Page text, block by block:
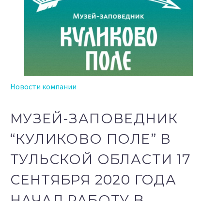
Новости компании
МУЗЕЙ-ЗАПОВЕДНИК
“КУЛИКОВО ПОЛЕ” В
ТУЛЬСКОЙ ОБЛАСТИ 17
СЕНТЯБРЯ 2020 ГОДА